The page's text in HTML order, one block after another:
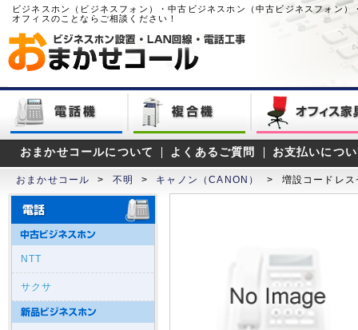
ビジネスホン（ビジネスフォン）・中古ビジネスホン（中古ビジネスフォン
オフィスのことならご相談ください！
おまかせコールについて よくあるご質問 お支払いにつ
おまかせコール > 不明 > キャノン（CANON） > 増設コードレス
NTT
サクサ